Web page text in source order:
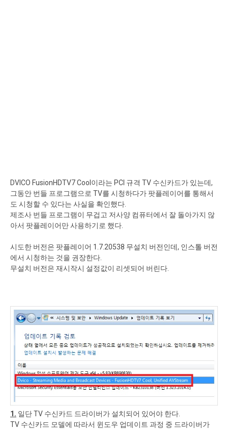
DVICO FusionHDTV7 Cool이라는 PCI 규격 TV 수신카드가 있는데,
그동안 번들 프로그램으로 TV를 시청하다가 팟플레이어를 통해서
도 시청할 수 있다는 사실을 확인했다.
제조사 번들 프로그램이 무겁고 저사양 컴퓨터에서 잘 돌아가지 않
아서 팟플레이어만 사용하기로 했다.
시도한 버전은 팟플레이어 1.7.20538 무설치 버전인데, 인스톨 버전
에서 시청하는 것을 권장한다.
무설치 버전은 재시작시 설정값이 리셋되어 버린다.
1. 일단 TV 수신카드 드라이버가 설치되어 있어야 한다.
TV 수신카드 모델에 따라서 윈도우 업데이트 과정 중 드라이버가